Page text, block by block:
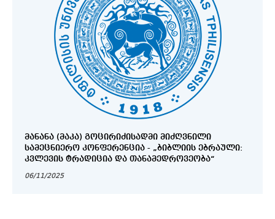
ᲛᲐᲜᲐᲜᲐ (ᲛᲐᲙᲐ) ᲒᲝᲪᲘᲠᲘᲫᲘᲡᲐᲓᲛᲘ ᲛᲘᲫᲦᲕᲜᲘᲚᲘ
ᲡᲐᲛᲔᲪᲜᲘᲔᲠᲝ ᲙᲝᲜᲤᲔᲠᲔᲜᲪᲘᲐ - „ᲑᲘᲑᲚᲘᲘᲡ ᲔᲑᲠᲐᲣᲚᲘ:
ᲙᲕᲚᲔᲕᲘᲡ ᲢᲠᲐᲓᲘᲪᲘᲐ ᲓᲐ ᲗᲐᲜᲐᲛᲔᲓᲠᲝᲕᲔᲝᲑᲐ“
06/11/2025